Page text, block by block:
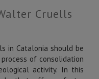
Cruells
in Catalonia should be
of consolidation
activity. In this